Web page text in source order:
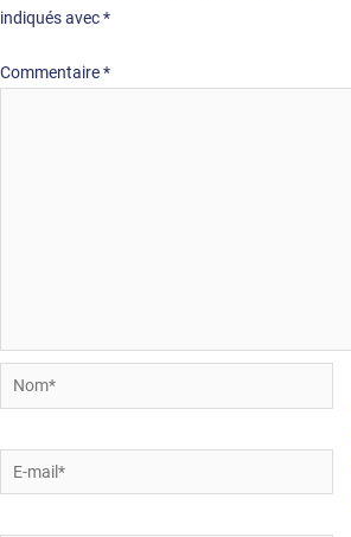
indiqués avec*
Commentaire*
Nom*
mail*